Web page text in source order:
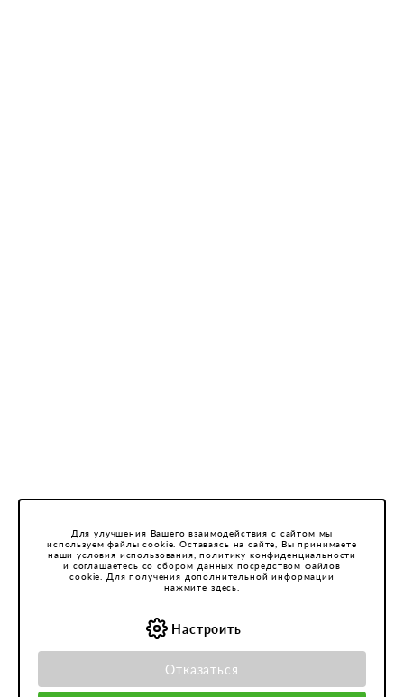
Для улучшения Вашего взаимодействия с сайтом мы
используем файлы cookie. Оставаясь на сайте, Вы принимаете
наши условия использования, политику конфиденциальности
и соглашаетесь со сбором данных посредством файлов
cookie. Для получения дополнительной информации
нажмите здесь
Настроить
Отказаться